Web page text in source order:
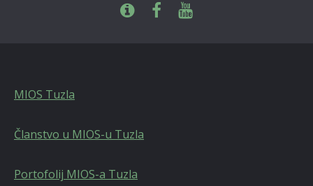
MIOS Tuzla
Članstvo u MIOS-u Tuzla
Portofolij MIOS-a Tuzla